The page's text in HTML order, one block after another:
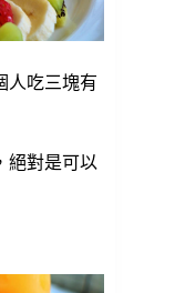
人吃三塊有
絕對是可以